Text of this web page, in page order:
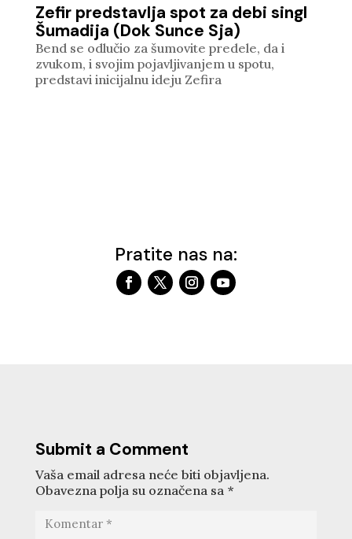
Zefir predstavlja spot za debi singl
Šumadija (Dok Sunce Sja)
Bend se odlučio za šumovite predele, da i
zvukom, i svojim pojavljivanjem u spotu,
predstavi inicijalnu ideju Zefira
Pratite nas na:
Submit a Comment
Vaša email adresa neće biti objavljena.
Obavezna polja su označena sa *